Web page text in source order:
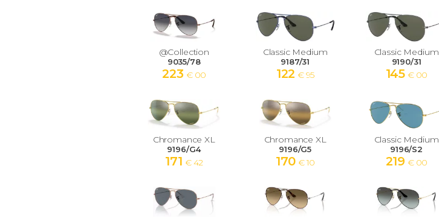
@Collection
9035/78
223 € 00
Classic Medium
9187/31
122 € 95
Classic Medium
9190/31
145 € 00
Chromance XL
9196/G4
171 € 42
Chromance XL
9196/G5
170 € 10
Classic Medium
9196/S2
219 € 00